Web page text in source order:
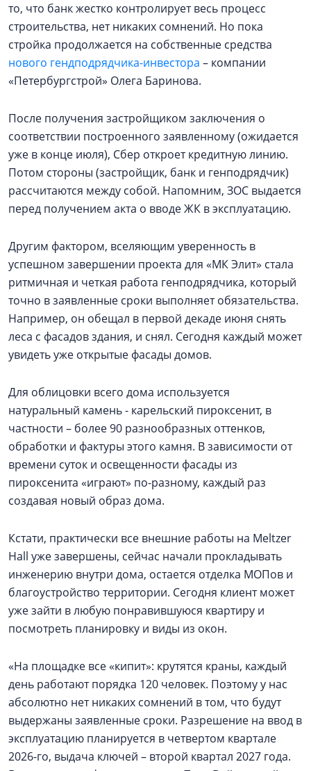
то, что банк жестко контролирует весь процесс
строительства, нет никаких сомнений. Но пока
стройка продолжается на собственные средства
нового гендподрядчика-инвестора – компании
«Петербургстрой» Олега Баринова.
После получения застройщиком заключения о
соответствии построенного заявленному (ожидается
уже в конце июля), Сбер откроет кредитную линию.
Потом стороны (застройщик, банк и генподрядчик)
рассчитаются между собой. Напомним, ЗОС выдается
перед получением акта о вводе ЖК в эксплуатацию.
Другим фактором, вселяющим уверенность в
успешном завершении проекта для «МК Элит» стала
ритмичная и четкая работа генподрядчика, который
точно в заявленные сроки выполняет обязательства.
Например, он обещал в первой декаде июня снять
леса с фасадов здания, и снял. Сегодня каждый может
увидеть уже открытые фасады домов.
Для облицовки всего дома используется
натуральный камень - карельский пироксенит, в
частности – более 90 разнообразных оттенков,
обработки и фактуры этого камня. В зависимости от
времени суток и освещенности фасады из
пироксенита «играют» по-разному, каждый раз
создавая новый образ дома.
Кстати, практически все внешние работы на Meltzer
Hall уже завершены, сейчас начали прокладывать
инженерию внутри дома, остается отделка МОПов и
благоустройство территории. Сегодня клиент может
уже зайти в любую понравившуюся квартиру и
посмотреть планировку и виды из окон.
«На площадке все «кипит»: крутятся краны, каждый
день работают порядка 120 человек. Поэтому у нас
абсолютно нет никаких сомнений в том, что будут
выдержаны заявленные сроки. Разрешение на ввод в
эксплуатацию планируется в четвертом квартале
2026-го, выдача ключей – второй квартал 2027 года.